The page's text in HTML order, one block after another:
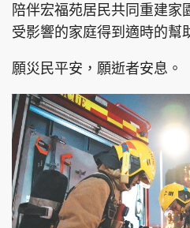
陪伴宏福苑居民共同重建家
受影響的家庭得到適時的幫
願災民平安，願逝者安息。